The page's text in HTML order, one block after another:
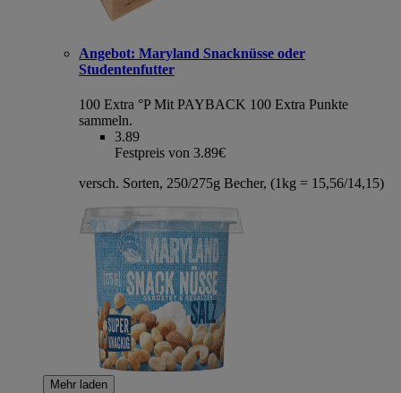
Angebot: Maryland Snacknüsse oder
Studentenfutter
100 Extra °P Mit PAYBACK 100 Extra Punkte
sammeln.
3.89
Festpreis von 3.89€
versch. Sorten, 250/275g Becher, (1kg = 15,56/14,15)
Mehr laden